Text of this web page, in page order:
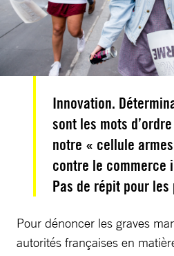
Innovation.
sont les mots
notre « cellule
contre le commerce
Pas de répit pour
Pour dénoncer les graves
autorités françaises en